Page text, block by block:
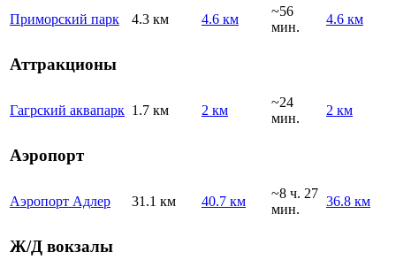
Приморский парк 4.3 км 4.6 км
~56
мин.
4.6 км
Аттракционы
Гагрский аквапарк 1.7 км 2 км
~24
мин.
2 км
Аэропорт
Аэропорт Адлер 31.1 км 40.7 км
~8 ч. 27
мин.
36.8 км
Ж/Д вокзалы